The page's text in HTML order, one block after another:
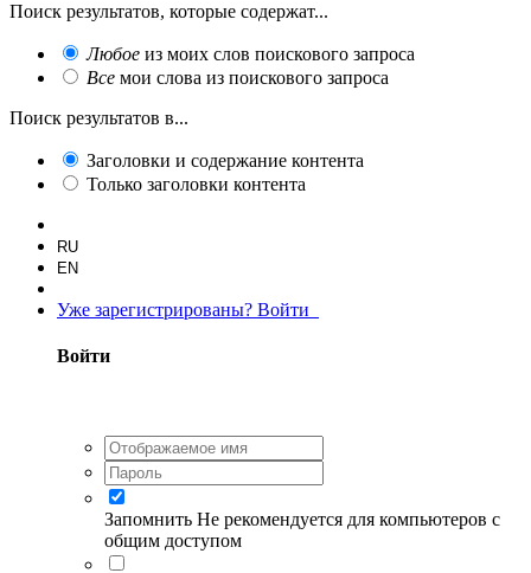
Поиск результатов, которые содержат...
Любое из моих слов поискового запроса
Все мои слова из поискового запроса
Поиск результатов в...
Заголовки и содержание контента
Только заголовки контента
RU
EN
Уже зарегистрированы? Войти
Войти
Запомнить Не рекомендуется для компьютеров с
общим доступом